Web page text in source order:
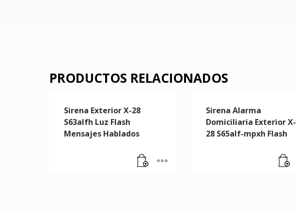
PRODUCTOS RELACIONADOS
Sirena Exterior X-28
S63alfh Luz Flash
Mensajes Hablados
Sirena Alarma
Domiciliaria Exterior X-
28 S65alf-mpxh Flash